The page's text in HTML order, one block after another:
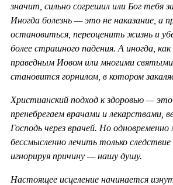
значит, сильно согрешил или Бог тебя
Иногда болезнь — это не наказание, а
остановиться, переоценить жизнь и
более страшного падения. А иногда, как
праведным Иовом или многими
становится горнилом, в котором
Христианский подход к здоровью —
пренебрегаем врачами и лекарствами,
Господь через врачей. Но
бессмысленно лечить только
игнорируя причину — нашу душу.
Настоящее исцеление начинается